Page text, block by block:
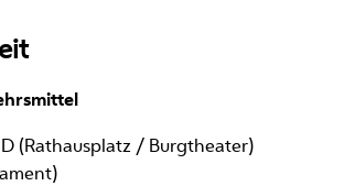
D (Rathausplatz / Burgtheater)